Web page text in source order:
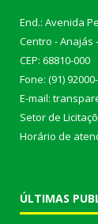
End.: Avenida
Centro - Anajás
CEP: 68810-000
Fone: (91)
E-mail:
Setor de
Horário de
ÚLTIMAS